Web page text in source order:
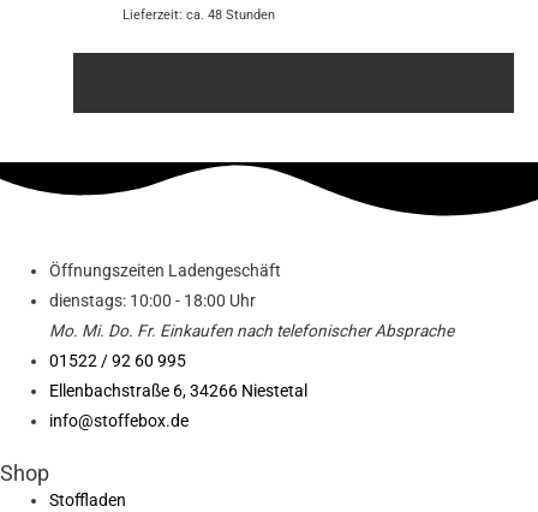
Lieferzeit: ca. 48 Stunden
Öffnungszeiten Ladengeschäft
dienstags: 10:00 - 18:00 Uhr
Mo. Mi. Do. Fr. Einkaufen nach telefonischer Absprache
01522 / 92 60 995
Ellenbachstraße 6, 34266 Niestetal
info@stoffebox.de
Shop
Stoffladen